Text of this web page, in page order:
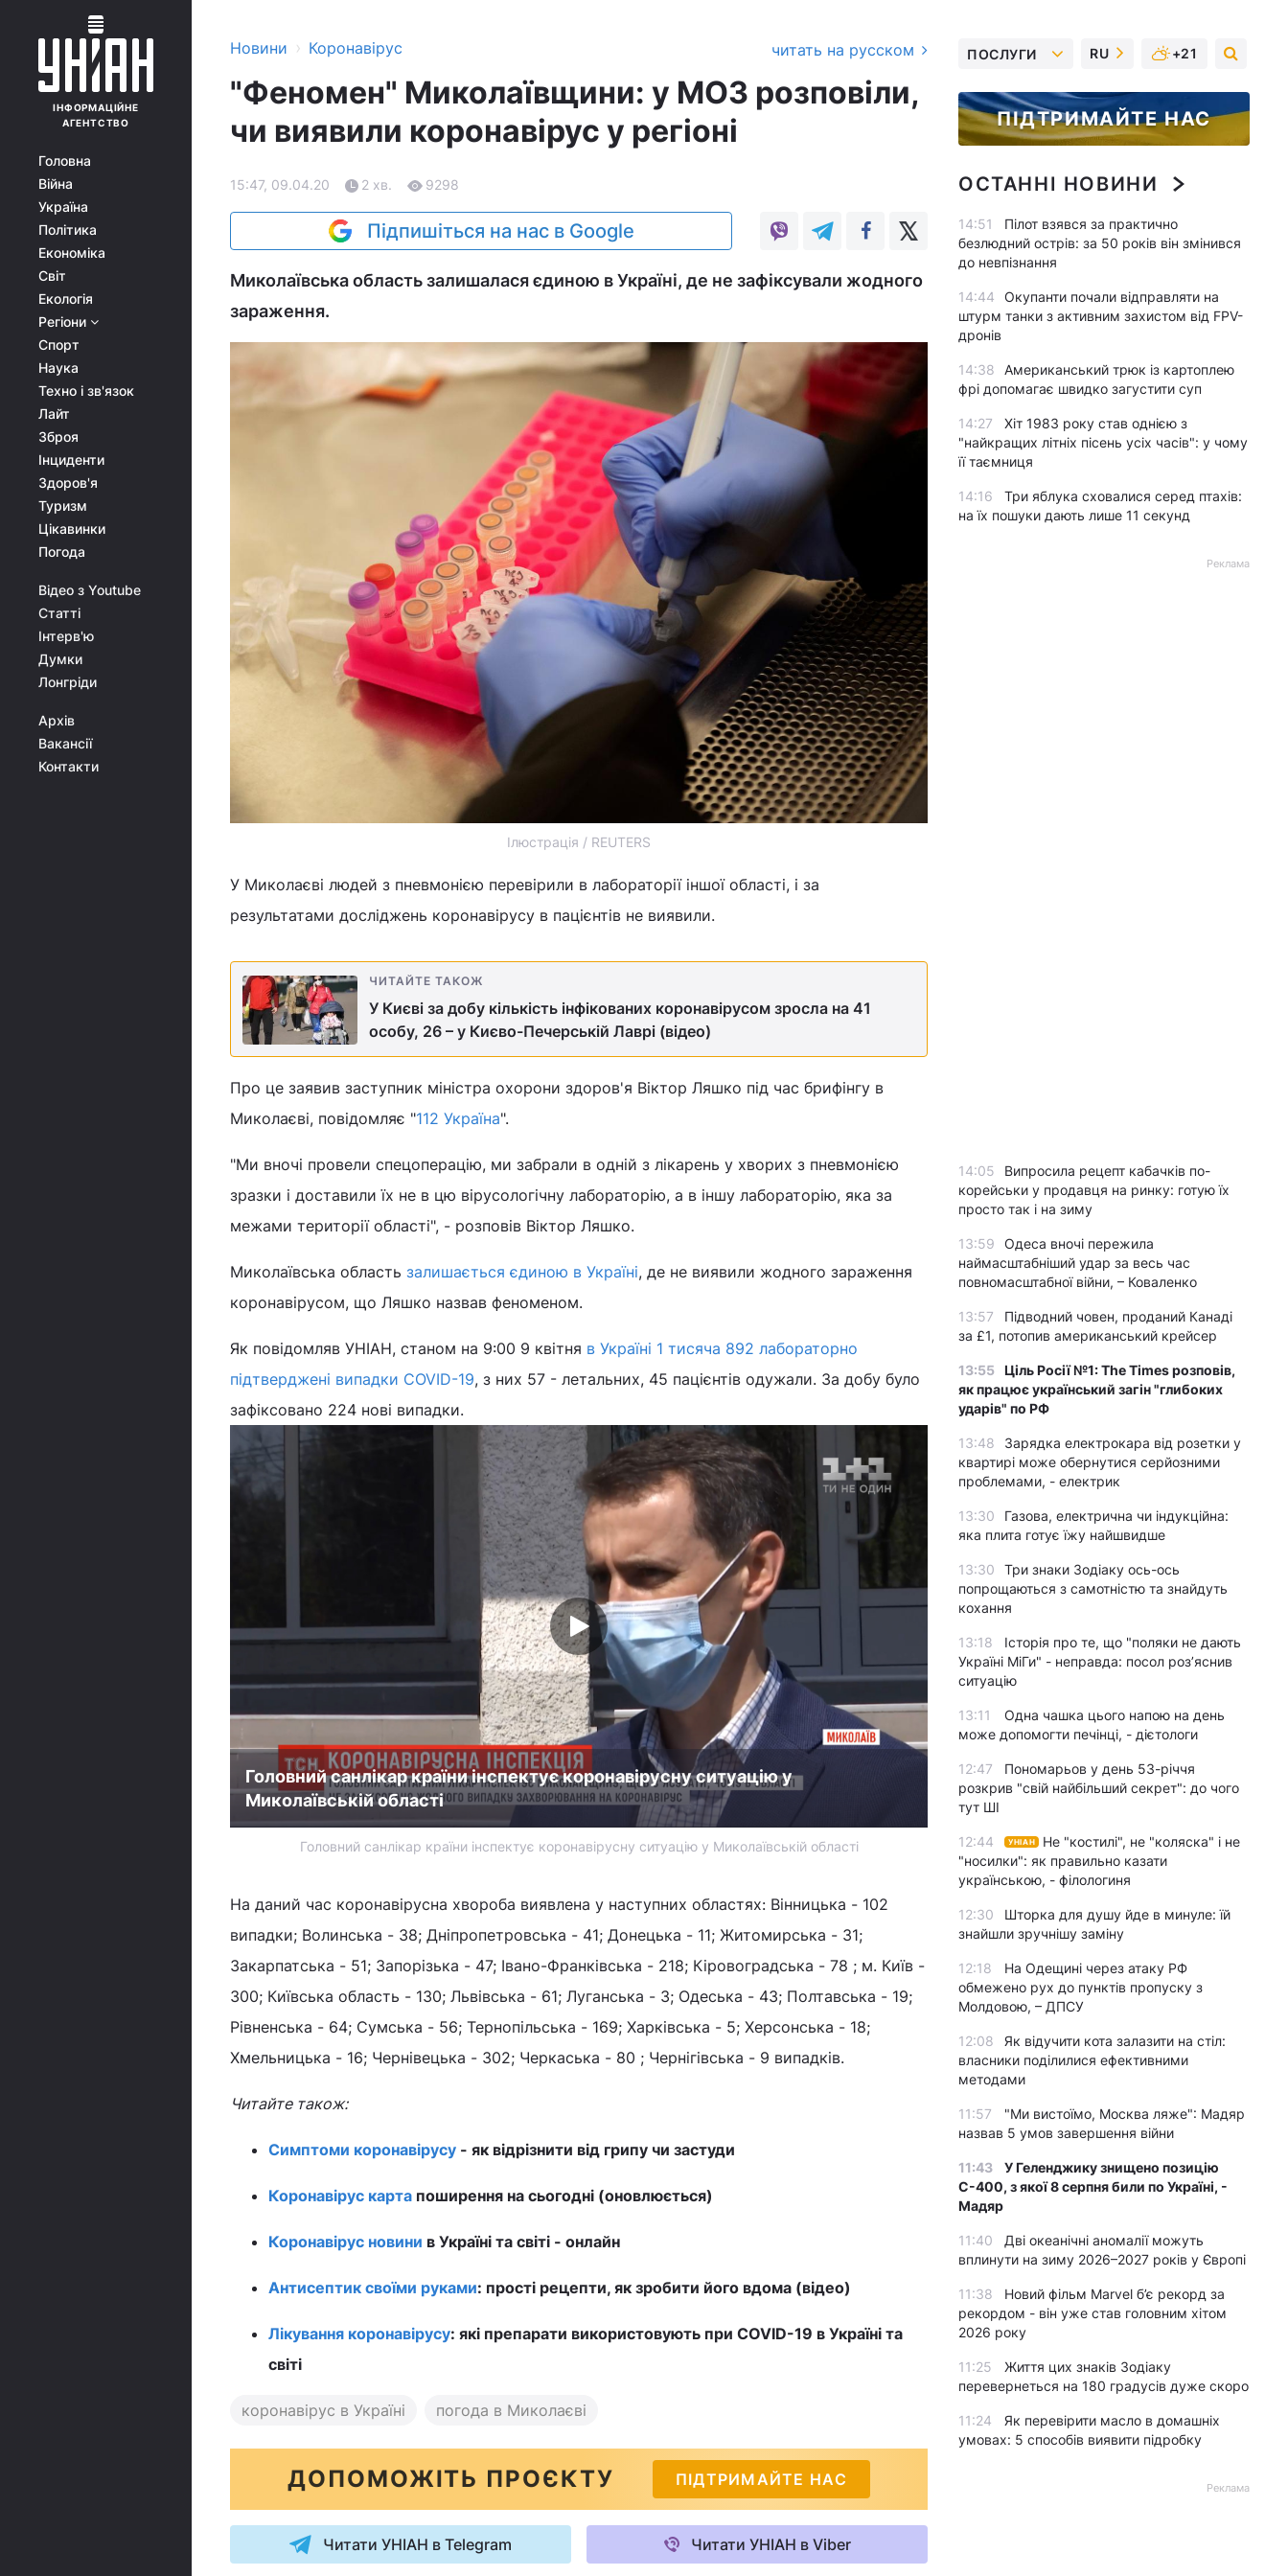
ІНФОРМАЦІЙНЕ
АГЕНТСТВО
Головна
Війна
Україна
Політика
Економіка
Світ
Екологія
Регіони
Спорт
Наука
Техно і зв'язок
Лайт
Зброя
Інциденти
Здоров'я
Туризм
Цікавинки
Погода
Відео з Youtube
Статті
Інтерв'ю
Думки
Лонгріди
Архів
Вакансії
Контакти
Новини › Коронавірус читать на русском
"Феномен" Миколаївщини: у МОЗ розповіли,
чи виявили коронавірус у регіоні
15:47, 09.04.20 2 хв. 9298
Підпишіться на нас в Google
Миколаївська область залишалася єдиною в Україні, де не зафіксували жодного
зараження.
Ілюстрація / REUTERS
У Миколаєві людей з пневмонією перевірили в лабораторії іншої області, і за
результатами досліджень коронавірусу в пацієнтів не виявили.
ЧИТАЙТЕ ТАКОЖ
У Києві за добу кількість інфікованих коронавірусом зросла на 41
особу, 26 – у Києво-Печерській Лаврі (відео)
Про це заявив заступник міністра охорони здоров'я Віктор Ляшко під час брифінгу в
Миколаєві, повідомляє "112 Україна".
"Ми вночі провели спецоперацію, ми забрали в одній з лікарень у хворих з пневмонією
зразки і доставили їх не в цю вірусологічну лабораторію, а в іншу лабораторію, яка за
межами території області", - розповів Віктор Ляшко.
Миколаївська область залишається єдиною в Україні, де не виявили жодного зараження
коронавірусом, що Ляшко назвав феноменом.
Як повідомляв УНІАН, станом на 9:00 9 квітня в Україні 1 тисяча 892 лабораторно
підтверджені випадки COVID-19, з них 57 - летальних, 45 пацієнтів одужали. За добу було
зафіксовано 224 нові випадки.
Головний санлікар країни інспектує коронавірусну ситуацію у
Миколаївській області
Головний санлікар країни інспектує коронавірусну ситуацію у Миколаївській області
На даний час коронавірусна хвороба виявлена у наступних областях: Вінницька - 102
випадки; Волинська - 38; Дніпропетровська - 41; Донецька - 11; Житомирська - 31;
Закарпатська - 51; Запорізька - 47; Івано-Франківська - 218; Кіровоградська - 78 ; м. Київ -
300; Київська область - 130; Львівська - 61; Луганська - 3; Одеська - 43; Полтавська - 19;
Рівненська - 64; Сумська - 56; Тернопільська - 169; Харківська - 5; Херсонська - 18;
Хмельницька - 16; Чернівецька - 302; Черкаська - 80 ; Чернігівська - 9 випадків.
Читайте також:
Симптоми коронавірусу - як відрізнити від грипу чи застуди
Коронавірус карта поширення на сьогодні (оновлюється)
Коронавірус новини в Україні та світі - онлайн
Антисептик своїми руками: прості рецепти, як зробити його вдома (відео)
Лікування коронавірусу: які препарати використовують при COVID-19 в Україні та
світі
коронавірус в Україні погода в Миколаєві
ДОПОМОЖІТЬ ПРОЄКТУ ПІДТРИМАЙТЕ НАС
Читати УНІАН в Telegram Читати УНІАН в Viber
ПОСЛУГИ RU +21
ПІДТРИМАЙТЕ НАС
ОСТАННІ НОВИНИ
14:51
Пілот взявся за практично
безлюдний острів: за 50 років він змінився
до невпізнання
14:44
Окупанти почали відправляти на
штурм танки з активним захистом від FPV-
дронів
14:38
Американський трюк із картоплею
фрі допомагає швидко загустити суп
14:27
Хіт 1983 року став однією з
"найкращих літніх пісень усіх часів": у чому
її таємниця
14:16
Три яблука сховалися серед птахів:
на їх пошуки дають лише 11 секунд
Реклама
14:05
Випросила рецепт кабачків по-
корейськи у продавця на ринку: готую їх
просто так і на зиму
13:59
Одеса вночі пережила
наймасштабніший удар за весь час
повномасштабної війни, – Коваленко
13:57
Підводний човен, проданий Канаді
за £1, потопив американський крейсер
13:55 Ціль Росії №1: The Times розповів,
як працює український загін "глибоких
ударів" по РФ
13:48
Зарядка електрокара від розетки у
квартирі може обернутися серйозними
проблемами, - електрик
13:30
Газова, електрична чи індукційна:
яка плита готує їжу найшвидше
13:30
Три знаки Зодіаку ось-ось
попрощаються з самотністю та знайдуть
кохання
13:18
Історія про те, що "поляки не дають
Україні МіГи" - неправда: посол роз’яснив
ситуацію
13:11
Одна чашка цього напою на день
може допомогти печінці, - дієтологи
12:47
Пономарьов у день 53-річчя
розкрив "свій найбільший секрет": до чого
тут ШІ
12:44 УНІАН
Не "костилі", не "коляска" і не
"носилки": як правильно казати
українською, - філологиня
12:30
Шторка для душу йде в минуле: їй
знайшли зручнішу заміну
12:18
На Одещині через атаку РФ
обмежено рух до пунктів пропуску з
Молдовою, – ДПСУ
12:08
Як відучити кота залазити на стіл:
власники поділилися ефективними
методами
11:57
"Ми вистоїмо, Москва ляже": Мадяр
назвав 5 умов завершення війни
11:43
У Геленджику знищено позицію
С-400, з якої 8 серпня били по Україні, -
Мадяр
11:40
Дві океанічні аномалії можуть
вплинути на зиму 2026–2027 років у Європі
11:38
Новий фільм Marvel б’є рекорд за
рекордом - він уже став головним хітом
2026 року
11:25
Життя цих знаків Зодіаку
перевернеться на 180 градусів дуже скоро
11:24
Як перевірити масло в домашніх
умовах: 5 способів виявити підробку
Реклама